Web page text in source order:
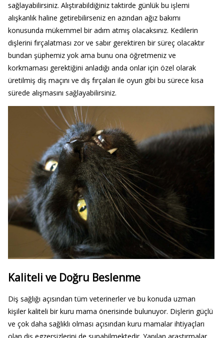
sağlayabilirsiniz. Alıştırabildiğiniz taktirde günlük bu işlemi
alışkanlık haline getirebilirseniz en azından ağız bakımı
konusunda mükemmel bir adım atmış olacaksınız. Kedilerin
dişlerini fırçalatması zor ve sabır gerektiren bir süreç olacaktır
bundan şüphemiz yok ama bunu ona öğretmeniz ve
korkmaması gerektiğini anladığı anda onlar için özel olarak
üretilmiş diş maçını ve diş fırçaları ile oyun gibi bu sürece kısa
sürede alışmasını sağlayabilirsiniz.
Kaliteli ve Doğru Beslenme
Diş sağlığı açısından tüm veterinerler ve bu konuda uzman
kişiler kaliteli bir kuru mama önerisinde bulunuyor. Dişlerin güçlü
ve çok daha sağlıklı olması açısından kuru mamalar ihtiyaçları